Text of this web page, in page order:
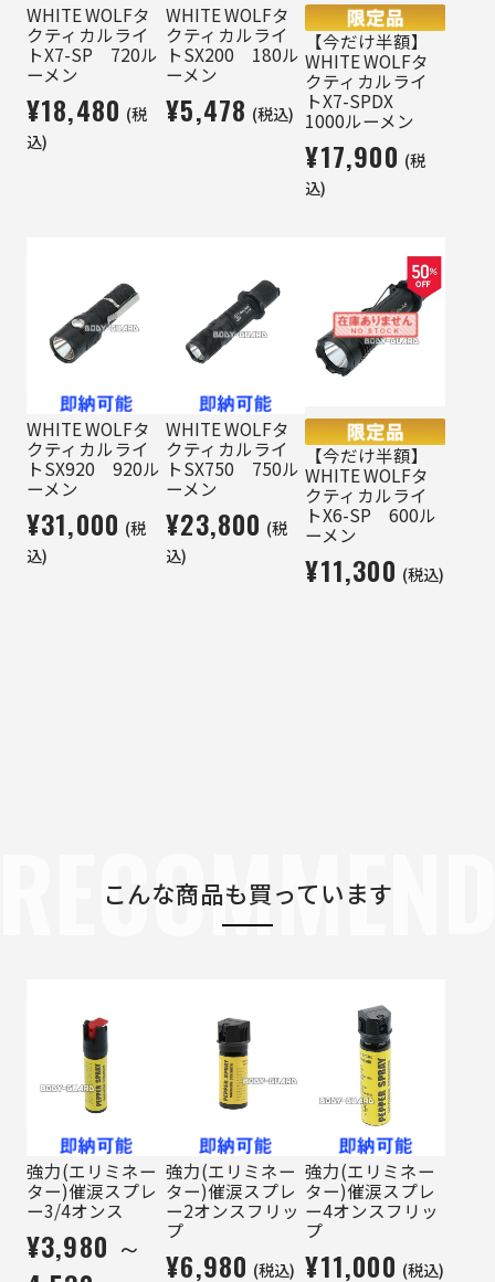
WHITE WOLFタ
クティカルライ
トX7-SP 720ル
ーメン
¥18,480 (税
込)
WHITE WOLFタ
クティカルライ
トSX200 180ル
ーメン
¥5,478 (税込)
【今だけ半額】
WHITE WOLFタ
クティカルライ
トX7-SPDX
1000ルーメン
¥17,900 (税
込)
WHITE WOLFタ
クティカルライ
トSX920 920ル
ーメン
¥31,000 (税
込)
WHITE WOLFタ
クティカルライ
トSX750 750ル
ーメン
¥23,800 (税
込)
【今だけ半額】
WHITE WOLFタ
クティカルライ
トX6-SP 600ル
ーメン
¥11,300 (税込)
こんな商品も買っています
強力(エリミネー
ター)催涙スプレ
ー3/4オンス
¥3,980 ～
強力(エリミネー
ター)催涙スプレ
ー2オンスフリッ
プ
¥6,980 (税込)
強力(エリミネー
ター)催涙スプレ
ー4オンスフリッ
プ
¥11,000 (税込)